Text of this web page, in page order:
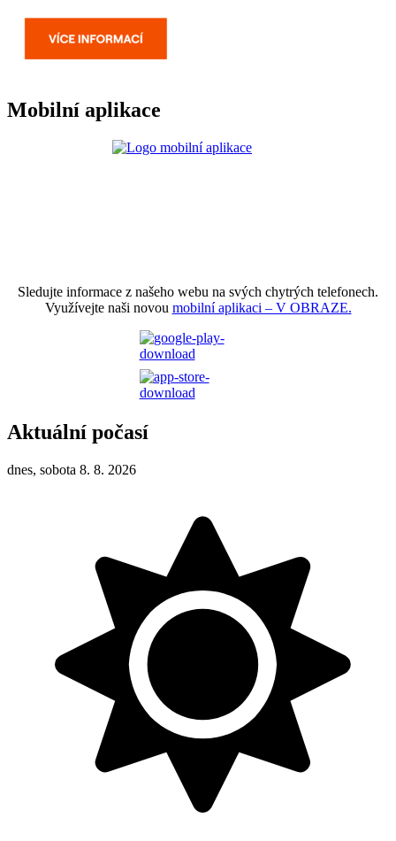
Mobilní aplikace
Sledujte informace z našeho webu na svých chytrých telefonech.
Využívejte naši novou mobilní aplikaci – V OBRAZE.
Aktuální počasí
dnes, sobota 8. 8. 2026